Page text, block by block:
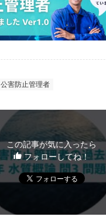
公害防止管理者
この記事が気に入ったら
フォローしてね！